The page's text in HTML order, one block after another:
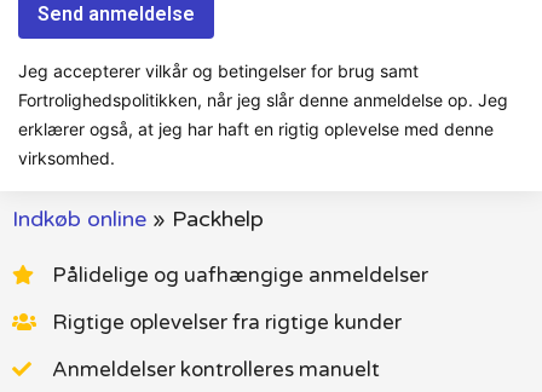
Jeg accepterer vilkår og betingelser for brug samt
Fortrolighedspolitikken, når jeg slår denne anmeldelse op. Jeg
erklærer også, at jeg har haft en rigtig oplevelse med denne
virksomhed.
Indkøb online » Packhelp
Pålidelige og uafhængige anmeldelser
Rigtige oplevelser fra rigtige kunder
Anmeldelser kontrolleres manuelt